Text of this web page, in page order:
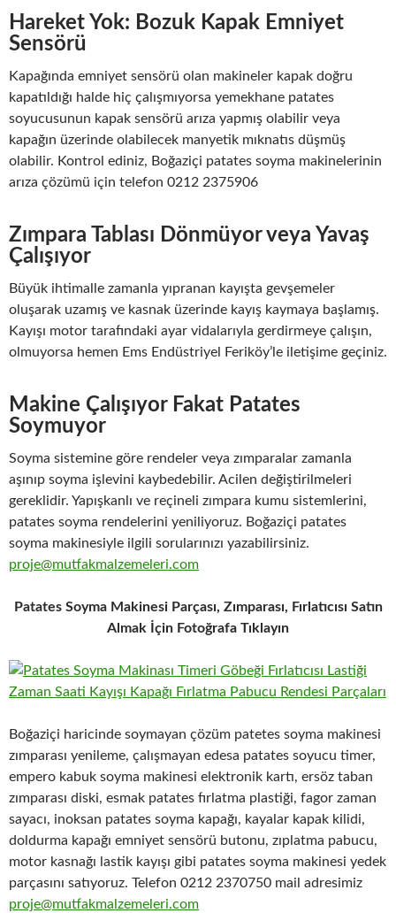
Hareket Yok: Bozuk Kapak Emniyet
Sensörü
Kapağında emniyet sensörü olan makineler kapak doğru
kapatıldığı halde hiç çalışmıyorsa yemekhane patates
soyucusunun kapak sensörü arıza yapmış olabilir veya
kapağın üzerinde olabilecek manyetik mıknatıs düşmüş
olabilir. Kontrol ediniz, Boğaziçi patates soyma makinelerinin
arıza çözümü için telefon 0212 2375906
Zımpara Tablası Dönmüyor veya Yavaş
Çalışıyor
Büyük ihtimalle zamanla yıpranan kayışta gevşemeler
oluşarak uzamış ve kasnak üzerinde kayış kaymaya başlamış.
Kayışı motor tarafındaki ayar vidalarıyla gerdirmeye çalışın,
olmuyorsa hemen Ems Endüstriyel Feriköy’le iletişime geçiniz.
Makine Çalışıyor Fakat Patates
Soymuyor
Soyma sistemine göre rendeler veya zımparalar zamanla
aşınıp soyma işlevini kaybedebilir. Acilen değiştirilmeleri
gereklidir. Yapışkanlı ve reçineli zımpara kumu sistemlerini,
patates soyma rendelerini yeniliyoruz. Boğaziçi patates
soyma makinesiyle ilgili sorularınızı yazabilirsiniz.
proje@mutfakmalzemeleri.com
Patates Soyma Makinesi Parçası, Zımparası, Fırlatıcısı Satın
Almak İçin Fotoğrafa Tıklayın
Boğaziçi haricinde soymayan çözüm patetes soyma makinesi
zımparası yenileme, çalışmayan edesa patates soyucu timer,
empero kabuk soyma makinesi elektronik kartı, ersöz taban
zımparası diski, esmak patates fırlatma plastiği, fagor zaman
sayacı, inoksan patates soyma kapağı, kayalar kapak kilidi,
doldurma kapağı emniyet sensörü butonu, zıplatma pabucu,
motor kasnağı lastik kayışı gibi patates soyma makinesi yedek
parçasını satıyoruz. Telefon 0212 2370750 mail adresimiz
proje@mutfakmalzemeleri.com